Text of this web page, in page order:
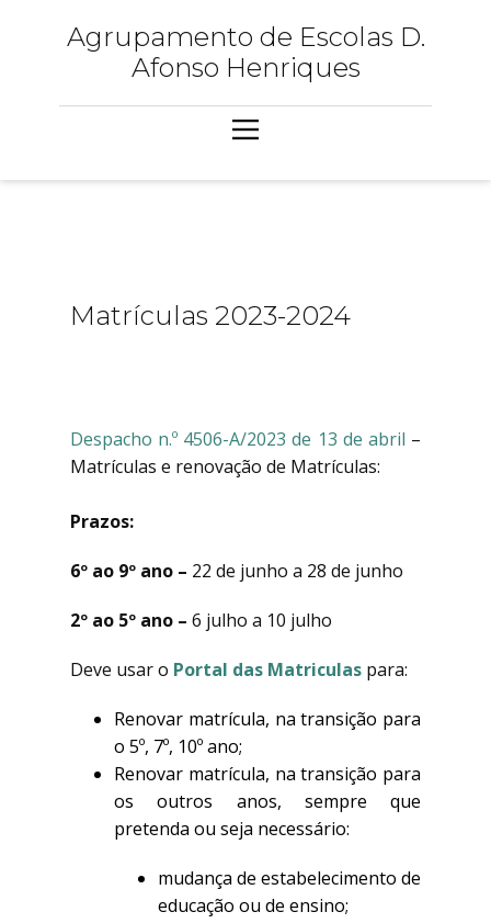
Agrupamento de Escolas D.
Afonso Henriques
Matrículas 2023-2024
Despacho n.º 4506-A/2023 de 13 de abril –
Matrículas e renovação de Matrículas:
Prazos:
6º ao 9º ano – 22 de junho a 28 de junho
2º ao 5º ano – 6 julho a 10 julho
Deve usar o Portal das Matriculas para:
Renovar matrícula, na transição para
o 5º, 7º, 10º ano;
Renovar matrícula, na transição para
os outros anos, sempre que
pretenda ou seja necessário:
mudança de estabelecimento de
educação ou de ensino;